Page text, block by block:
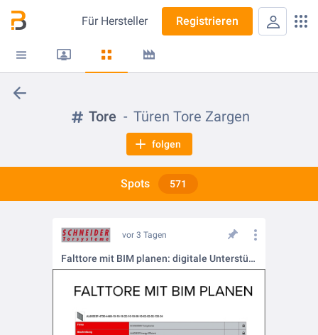
Für Hersteller Registrieren
Tore Türen Tore Zargen
folgen
Spots 571
vor 3 Tagen
Falttore mit BIM planen: digitale Unterstützung für Architekten und Fachplaner